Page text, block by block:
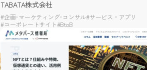
TABATA株式会社
#企画･マーケティング･コンサル#サービス・アプリ
#コーポレートサイト#BtoB